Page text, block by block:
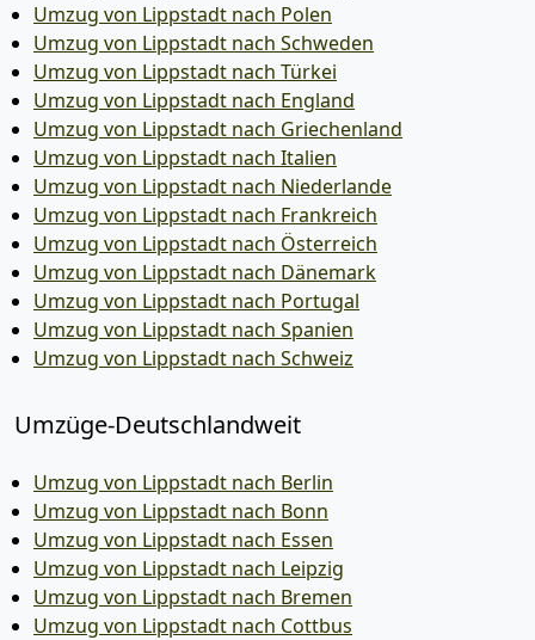
Umzug von Lippstadt nach Polen
Umzug von Lippstadt nach Schweden
Umzug von Lippstadt nach Türkei
Umzug von Lippstadt nach England
Umzug von Lippstadt nach Griechenland
Umzug von Lippstadt nach Italien
Umzug von Lippstadt nach Niederlande
Umzug von Lippstadt nach Frankreich
Umzug von Lippstadt nach Österreich
Umzug von Lippstadt nach Dänemark
Umzug von Lippstadt nach Portugal
Umzug von Lippstadt nach Spanien
Umzug von Lippstadt nach Schweiz
Umzüge-Deutschlandweit
Umzug von Lippstadt nach Berlin
Umzug von Lippstadt nach Bonn
Umzug von Lippstadt nach Essen
Umzug von Lippstadt nach Leipzig
Umzug von Lippstadt nach Bremen
Umzug von Lippstadt nach Cottbus